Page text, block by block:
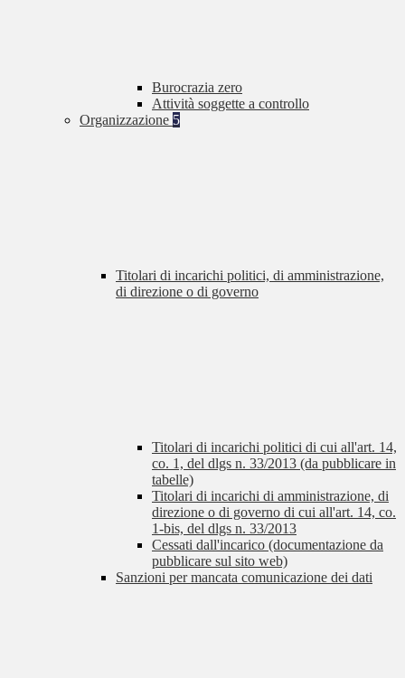
Burocrazia zero
Attività soggette a controllo
Organizzazione 5
Titolari di incarichi politici, di amministrazione,
di direzione o di governo
Titolari di incarichi politici di cui all'art. 14,
co. 1, del dlgs n. 33/2013 (da pubblicare in
tabelle)
Titolari di incarichi di amministrazione, di
direzione o di governo di cui all'art. 14, co.
1-bis, del dlgs n. 33/2013
Cessati dall'incarico (documentazione da
pubblicare sul sito web)
Sanzioni per mancata comunicazione dei dati